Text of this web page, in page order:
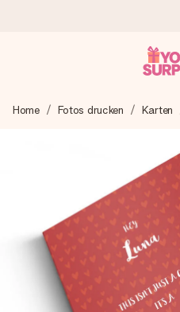
Wir bereiten dein Geschenk
4,8 (basierend auf
Unsere Geschenke
4,8 bei Google Reviews
die wir versenden).
Home Fotos drucken Karten